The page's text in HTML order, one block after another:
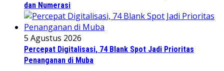
dan Numerasi
5 Agustus 2026
Percepat Digitalisasi, 74 Blank Spot Jadi Prioritas
Penanganan di Muba